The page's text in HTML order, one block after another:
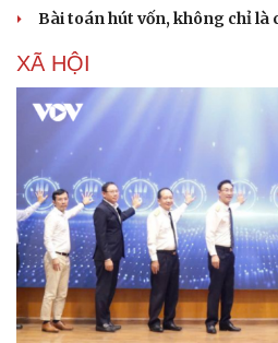
Du lịch
Bài toán hút vốn, không chỉ là
XÃ HỘI